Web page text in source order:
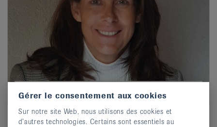
Isabelle Jeanfavre
Phone032 913 22 77
Gérer le consentement aux cookies
Sur notre site Web, nous utilisons des cookies et
d’autres technologies. Certains sont essentiels au